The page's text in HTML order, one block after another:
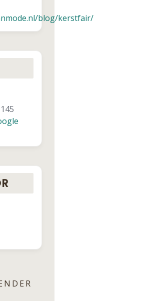
blog/kerstfair/